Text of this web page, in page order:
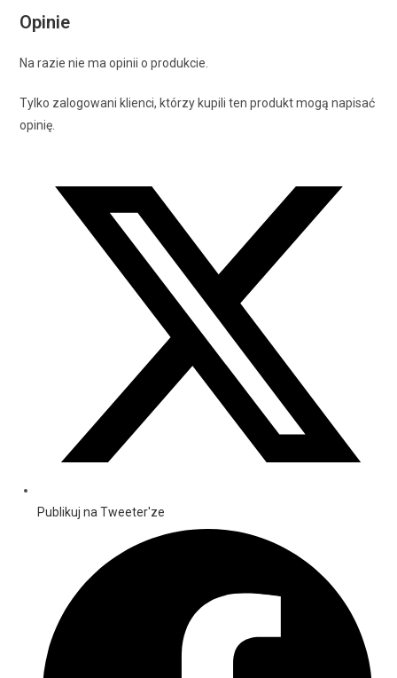
Opinie
Na razie nie ma opinii o produkcie.
Tylko zalogowani klienci, którzy kupili ten produkt mogą napisać
opinię.
Publikuj na Tweeter'ze